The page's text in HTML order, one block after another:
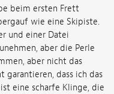
beim ersten Frett
wie eine Skipiste.
und einer Datei
aber die Perle
aber nicht das
garantieren, dass ich das
eine scharfe Klinge, die